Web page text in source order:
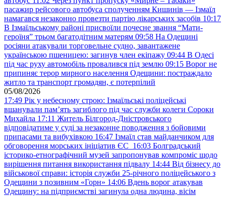
пасажир рейсового автобуса сполученням Кишинів — Ізмаїл
намагався незаконно провезти партію лікарських засобів 10:17
В Ізмаїльському районі присвоїли почесне звання “Мати-
героїня” трьом багатодітним матерям 09:58 На Одещині
росіяни атакували торговельне судно, завантажене
українською пшеницею: загинув член екіпажу 09:44 В Одесі
під час руху автомобіль провалився під землю 09:15 Ворог не
припиняє терор мирного населення Одещини: постраждало
житло та транспорт громадян, є потерпілий
05/08/2026
17:49 Рік у небесному строю: Ізмаїльські поліцейські
вшанували пам’ять загиблого під час служби колеги Сороки
Михайла 17:11 Житель Білгород-Дністровського
відповідатиме у суді за незаконне поводження з бойовими
припасами та вибухівкою 16:47 Ізмаїл став майданчиком для
обговорення морських ініціатив ЄС 16:03 Болградський
історико-етнографічний музей запропонував компроміс щодо
вирішення питання використання підвалу 14:44 Від бізнесу до
військової справи: історія служби 25-річного поліцейського з
Одещини з позивним «Горн» 14:06 Вдень ворог атакував
Одещину: на підприємстві загинула одна людина, вісім